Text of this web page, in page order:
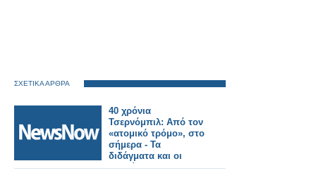
ΣΧΕΤΙΚΑ ΑΡΘΡΑ
40 χρόνια
Τσερνόμπιλ: Από τον
«ατομικό τρόμο», στο
σήμερα - Τα
διδάγματα και οι
αγωνίες του 2026